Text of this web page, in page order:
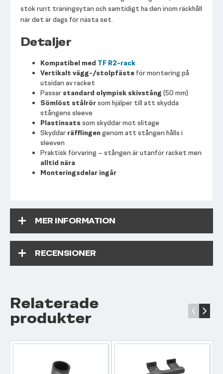
stök runt träningsytan och samtidigt ha den inom räckhåll
när det är dags för nästa set.
Detaljer
Kompatibel med TF R2-rack
Vertikalt vägg-/stolpfäste för montering på
utsidan av racket
Passar standard olympisk skivstång (50 mm)
Sömlöst stålrörsom hjälper till att skydda
stångens sleeve
Plastinsats som skyddar mot slitage
Skyddar räfflingengenom att stången hålls i
sleeven
Praktisk förvaring – stången är utanför racket men
alltid nära
Monteringsdelar ingår
MER INFORMATION
RECENSIONER
Relaterade
produkter ‹ ›